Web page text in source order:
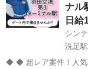
ナル
日給
洗足駅
◆ ◆ 超レア案件！人気職種なのでお早めに♪ ￣￣￣￣￣￣￣￣￣￣￣